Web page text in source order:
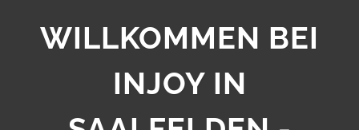
WILLKOMMEN BEI
INJOY IN